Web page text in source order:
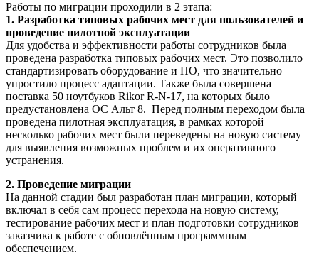
Работы по миграции проходили в 2 этапа:
1. Разработка типовых рабочих мест для пользователей и
проведение пилотной эксплуатации
Для удобства и эффективности работы сотрудников была
проведена разработка типовых рабочих мест. Это позволило
стандартизировать оборудование и ПО, что значительно
упростило процесс адаптации. Также была совершена
поставка 50 ноутбуков Rikor R-N-17, на которых было
предустановлена ОС Альт 8. Перед полным переходом была
проведена пилотная эксплуатация, в рамках которой
несколько рабочих мест были переведены на новую систему
для выявления возможных проблем и их оперативного
устранения.
2. Проведение миграции
На данной стадии был разработан план миграции, который
включал в себя сам процесс перехода на новую систему,
тестирование рабочих мест и план подготовки сотрудников
заказчика к работе с обновлённым программным
обеспечением.